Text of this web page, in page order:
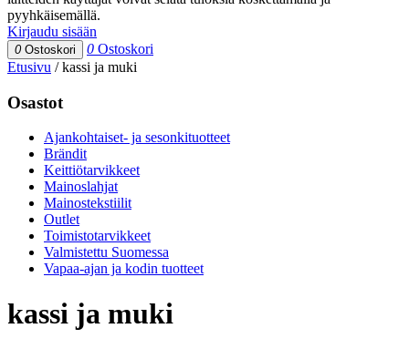
pyyhkäisemällä.
Kirjaudu sisään
0 Ostoskori 0 Ostoskori
Etusivu /kassi ja muki
Osastot
Ajankohtaiset- ja sesonkituotteet
Brändit
Keittiötarvikkeet
Mainoslahjat
Mainostekstiilit
Outlet
Toimistotarvikkeet
Valmistettu Suomessa
Vapaa-ajan ja kodin tuotteet
kassi ja muki